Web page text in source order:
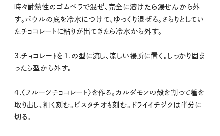
時々耐熱性のゴムベラで混ぜ、完全に溶けたら湯せんから外
す。ボウルの底を冷水につけて、ゆっくり混ぜる。さらりとしてい
たチョコレートに粘りが出てきたら冷水から外す。
3.チョコレートを1.の型に流し、涼しい場所に置く。しっかり固ま
ったら型から外す。
4.〈フルーツチョコレート〉を作る。カルダモンの殻を割って種を
取り出し、粗く刻む。ピスタチオも刻む。ドライイチジクは半分に
切る。